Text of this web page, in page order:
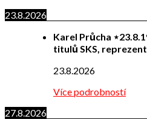
23.8.2026
Karel Průcha
titulů SKS,
23.8.2026
Více podrobností
27.8.2026